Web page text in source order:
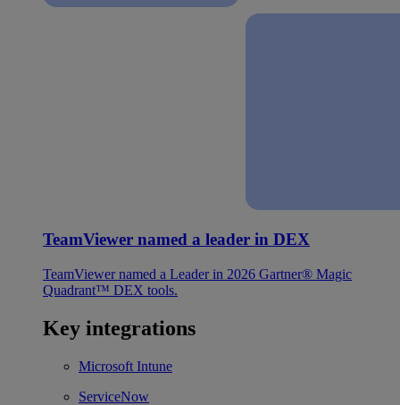
TeamViewer named a leader in DEX
TeamViewer named a Leader in 2026 Gartner® Magic
Quadrant™ DEX tools.
Key integrations
Microsoft Intune
ServiceNow